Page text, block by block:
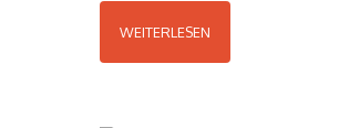
WEITERLESEN